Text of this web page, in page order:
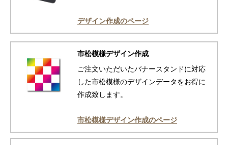
デザイン作成のページ
市松模様デザイン作成
ご注文いただいたバナースタンドに対応
した市松模様のデザインデータをお得に
作成致します。
市松模様デザイン作成のページ